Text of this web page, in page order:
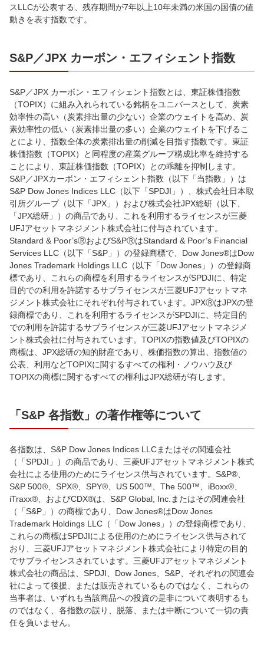
スLLCが公表する、残存期間が7年以上10年未満の米国の国債の値
動きを表す指数です。
S&P／JPX カーボン・エフィシェント指数
S&P／JPX カーボン・エフィシェント指数とは、東証株価指数
（TOPIX）に組み入れられている銘柄をユニバースとして、炭素
効率性の高い（炭素排出量の少ない）企業のウェイトを高め、炭
素効率性の低い（炭素排出量の多い）企業のウェイトを下げるこ
とにより、指数全体の炭素排出量の削減を目指す指数です。東証
株価指数（TOPIX）と同程度の産業グループ構成比率を維持する
ことにより、東証株価指数（TOPIX）との乖離を抑制します。
S&P／JPXカーボン・エフィシェント指数（以下「当指数」）は
S&P Dow Jones Indices LLC（以下「SPDJI」）、株式会社日本取
引所グループ（以下「JPX」）および株式会社JPX総研（以下、
「JPX総研」）の商品であり、これを利用するライセンスが三菱
UFJアセットマネジメント株式会社に付与されています。
Standard & Poor’sⓇおよびS&PⓇはStandard & Poor’s Financial
Services LLC（以下「S&P」）の登録商標で、Dow Jones®はDow
Jones Trademark Holdings LLC（以下「Dow Jones」）の登録商
標であり、これらの商標を利用するライセンスがSPDJIに、特定
目的での利用を許諾するサブライセンスが三菱UFJアセットマネ
ジメント株式会社にそれぞれ付与されています。JPXⓇはJPXの登
録商標であり、これを利用するライセンスがSPDJIに、特定目的
での利用を許諾するサブライセンスが三菱UFJアセットマネジメ
ント株式会社に付与されています。TOPIXの指数値及びTOPIXの
商標は、JPX総研の知的財産であり、株価指数の算出、指数値の
公表、利用などTOPIXに関するすべての権利・ノウハウ及び
TOPIXの商標に関するすべての権利はJPX総研が有します。
「S&P 各指数」の著作権等について
各指数は、S&P Dow Jones Indices LLCまたはその関連会社
（「SPDJI」）の商品であり、三菱UFJアセットマネジメント株式
会社による使用のためにライセンス供与されています。S&P®、
S&P 500®、SPX®、SPY®、US 500™、The 500™、iBoxx®、
iTraxx®、およびCDX®は、S&P Global, Inc.またはその関連会社
（「S&P」）の商標であり、Dow Jones®はDow Jones
Trademark Holdings LLC（「Dow Jones」）の登録商標であり、
これらの商標はSPDJIによる使用のためにライセンス供与されて
おり、三菱UFJアセットマネジメント株式会社により特定の目的
でサブライセンスされています。三菱UFJアセットマネジメント
株式会社の商品は、SPDJI、Dow Jones、S&P、それぞれの関連会
社によって後援、または販売されているものではなく、これらの
当事者は、いずれも当該商品への投資の是非について表明するも
のではなく、各指数の誤り、脱落、または中断について一切の責
任を負いません。